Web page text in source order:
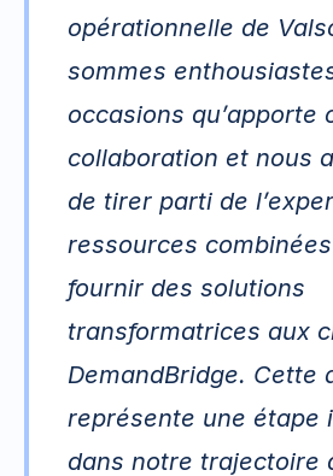
opérationnelle de
sommes
occasions qu’apporte
collaboration et nous
de tirer parti de
ressources
fournir des solutions
transformatrices aux
DemandBridge. Cette
représente une étape
dans notre trajectoire